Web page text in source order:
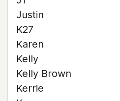
Justin
K27
Karen
Kelly
Kelly Brown
Kerrie